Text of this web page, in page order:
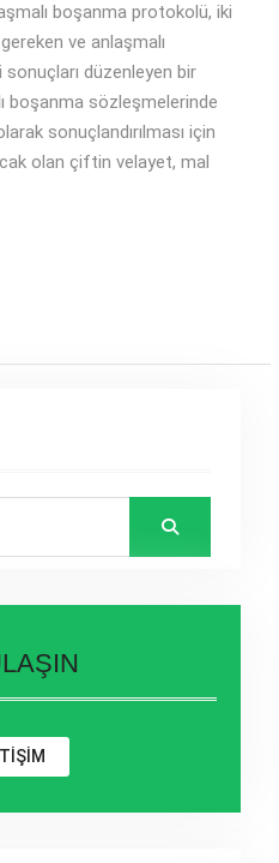
boşanma protokolü, iki
ve anlaşmalı
sonuçları düzenleyen bir
boşanma sözleşmelerinde
sonuçlandırılması için
olan çiftin velayet, mal